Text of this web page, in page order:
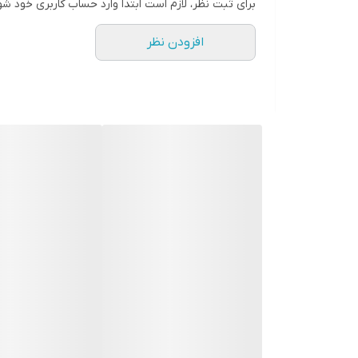
برای ثبت نظر، لازم است ابتدا وارد حساب کاربری خود
افزودن نظر